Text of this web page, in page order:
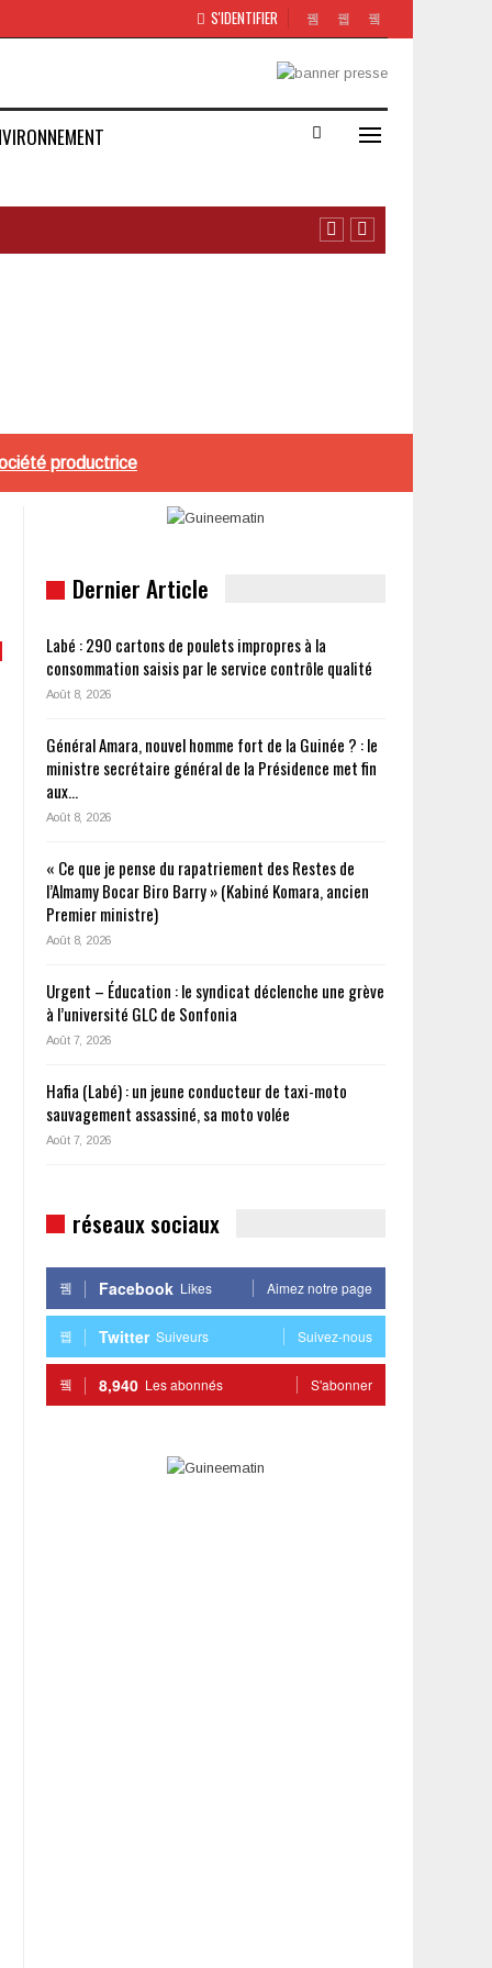
S'IDENTIFIER
productrice
Dernier Article
Labé : 290 cartons de poulets impropres à la
consommation saisis par le service contrôle qualité
Août 8, 2026
Général Amara, nouvel homme fort de la Guinée ? : le
ministre secrétaire général de la Présidence met fin
aux…
Août 8, 2026
« Ce que je pense du rapatriement des Restes de
l’Almamy Bocar Biro Barry » (Kabiné Komara, ancien
Premier ministre)
Août 8, 2026
Urgent – Éducation : le syndicat déclenche une grève
à l’université GLC de Sonfonia
Août 7, 2026
Hafia (Labé) : un jeune conducteur de taxi-moto
sauvagement assassiné, sa moto volée
Août 7, 2026
réseaux sociaux
Facebook Likes Aimez notre page
Twitter Suiveurs Suivez-nous
8,940 Les abonnés S'abonner